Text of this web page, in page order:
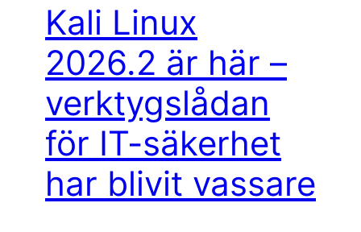
Kali Linux
2026.2 är här –
verktygslådan
för IT-säkerhet
har blivit vassare